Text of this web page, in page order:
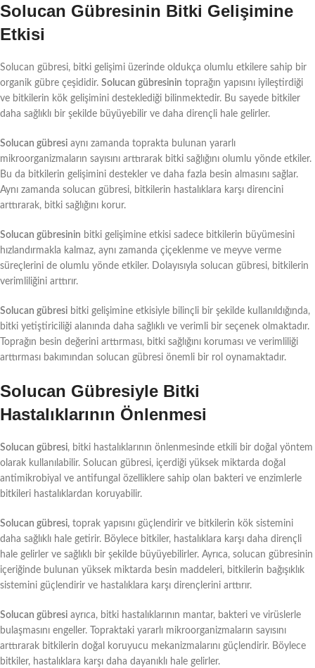
Solucan Gübresinin Bitki Gelişimine
Etkisi
Solucan gübresi, bitki gelişimi üzerinde oldukça olumlu etkilere sahip bir
organik gübre çeşididir. Solucan gübresinin toprağın yapısını iyileştirdiği
ve bitkilerin kök gelişimini desteklediği bilinmektedir. Bu sayede bitkiler
daha sağlıklı bir şekilde büyüyebilir ve daha dirençli hale gelirler.
Solucan gübresi aynı zamanda toprakta bulunan yararlı
mikroorganizmaların sayısını arttırarak bitki sağlığını olumlu yönde etkiler.
Bu da bitkilerin gelişimini destekler ve daha fazla besin almasını sağlar.
Aynı zamanda solucan gübresi, bitkilerin hastalıklara karşı direncini
arttırarak, bitki sağlığını korur.
Solucan gübresinin bitki gelişimine etkisi sadece bitkilerin büyümesini
hızlandırmakla kalmaz, aynı zamanda çiçeklenme ve meyve verme
süreçlerini de olumlu yönde etkiler. Dolayısıyla solucan gübresi, bitkilerin
verimliliğini arttırır.
Solucan gübresi bitki gelişimine etkisiyle bilinçli bir şekilde kullanıldığında,
bitki yetiştiriciliği alanında daha sağlıklı ve verimli bir seçenek olmaktadır.
Toprağın besin değerini arttırması, bitki sağlığını koruması ve verimliliği
arttırması bakımından solucan gübresi önemli bir rol oynamaktadır.
Solucan Gübresiyle Bitki
Hastalıklarının Önlenmesi
Solucan gübresi, bitki hastalıklarının önlenmesinde etkili bir doğal yöntem
olarak kullanılabilir. Solucan gübresi, içerdiği yüksek miktarda doğal
antimikrobiyal ve antifungal özelliklere sahip olan bakteri ve enzimlerle
bitkileri hastalıklardan koruyabilir.
Solucan gübresi, toprak yapısını güçlendirir ve bitkilerin kök sistemini
daha sağlıklı hale getirir. Böylece bitkiler, hastalıklara karşı daha dirençli
hale gelirler ve sağlıklı bir şekilde büyüyebilirler. Ayrıca, solucan gübresinin
içeriğinde bulunan yüksek miktarda besin maddeleri, bitkilerin bağışıklık
sistemini güçlendirir ve hastalıklara karşı dirençlerini arttırır.
Solucan gübresi ayrıca, bitki hastalıklarının mantar, bakteri ve virüslerle
bulaşmasını engeller. Topraktaki yararlı mikroorganizmaların sayısını
arttırarak bitkilerin doğal koruyucu mekanizmalarını güçlendirir. Böylece
bitkiler, hastalıklara karşı daha dayanıklı hale gelirler.